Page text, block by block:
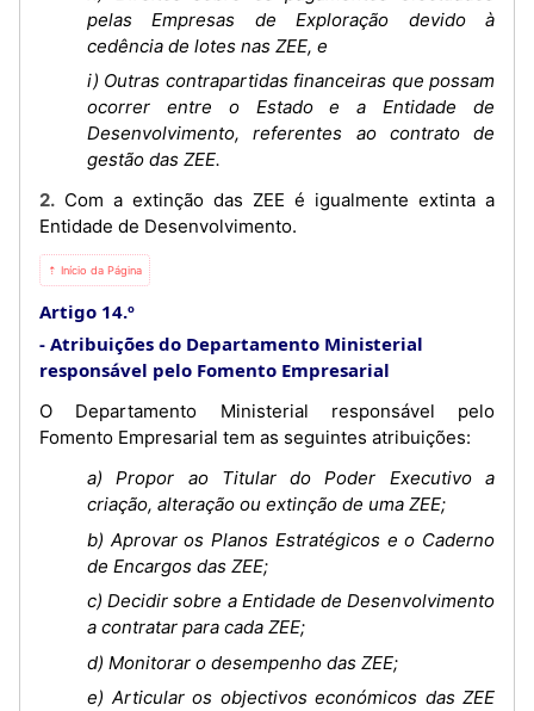
pelas Empresas de Exploração devido à
cedência de lotes nas ZEE, e
i) Outras contrapartidas financeiras que possam
ocorrer entre o Estado e a Entidade de
Desenvolvimento, referentes ao contrato de
gestão das ZEE.
2. Com a extinção das ZEE é igualmente extinta a
Entidade de Desenvolvimento.
⇡ Início da Página
Artigo 14.º
Atribuições do Departamento Ministerial
responsável pelo Fomento Empresarial
O Departamento Ministerial responsável pelo
Fomento Empresarial tem as seguintes atribuições:
a) Propor ao Titular do Poder Executivo a
criação, alteração ou extinção de uma ZEE;
b) Aprovar os Planos Estratégicos e o Caderno
de Encargos das ZEE;
c) Decidir sobre a Entidade de Desenvolvimento
a contratar para cada ZEE;
d) Monitorar o desempenho das ZEE;
e) Articular os objectivos económicos das ZEE